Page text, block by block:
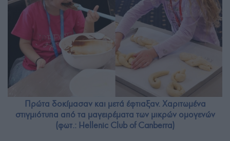
Πρώτα δοκίμασαν και μετά έφτιαξαν. Χαριτωμένα
στιγμιότυπα από τα μαγειρέματα των μικρών ομογενών
(φωτ.: Hellenic Club of Canberra)